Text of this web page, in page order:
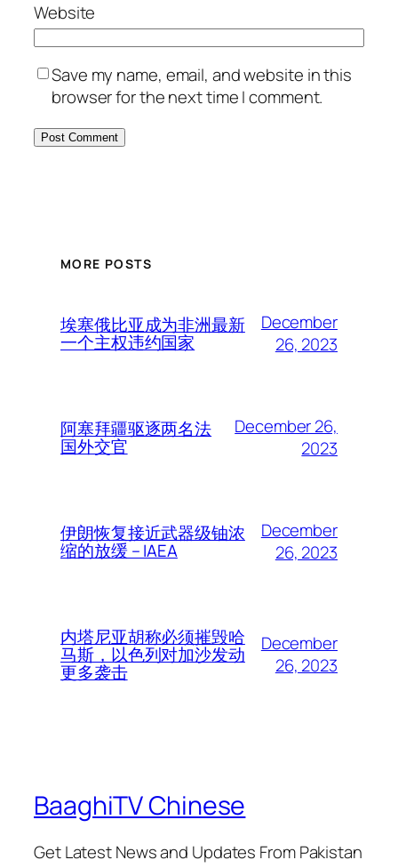
Website
Save my name, email, and website in this
browser for the next time I comment.
MORE POSTS
埃塞俄比亚成为非洲最新
一个主权违约国家
December
26, 2023
阿塞拜疆驱逐两名法
国外交官
December 26,
2023
伊朗恢复接近武器级铀浓
缩的放缓 – IAEA
December
26, 2023
内塔尼亚胡称必须摧毁哈
马斯，以色列对加沙发动
更多袭击
December
26, 2023
BaaghiTV Chinese
Get Latest News and Updates From Pakistan